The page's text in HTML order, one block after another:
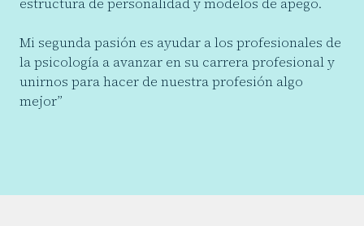
Mi segunda pasión es ayudar a los profesionales de
la psicología a avanzar en su carrera profesional y
unirnos para hacer de nuestra profesión algo
mejor”